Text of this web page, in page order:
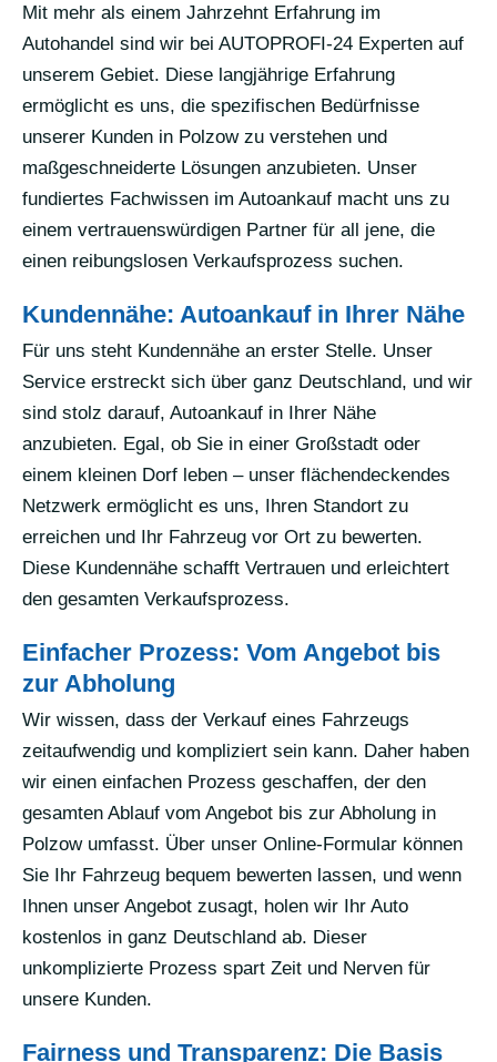
Mit mehr als einem Jahrzehnt Erfahrung im
Autohandel sind wir bei AUTOPROFI-24 Experten auf
unserem Gebiet. Diese langjährige Erfahrung
ermöglicht es uns, die spezifischen Bedürfnisse
unserer Kunden in Polzow zu verstehen und
maßgeschneiderte Lösungen anzubieten. Unser
fundiertes Fachwissen im Autoankauf macht uns zu
einem vertrauenswürdigen Partner für all jene, die
einen reibungslosen Verkaufsprozess suchen.
Kundennähe: Autoankauf in Ihrer Nähe
Für uns steht Kundennähe an erster Stelle. Unser
Service erstreckt sich über ganz Deutschland, und wir
sind stolz darauf, Autoankauf in Ihrer Nähe
anzubieten. Egal, ob Sie in einer Großstadt oder
einem kleinen Dorf leben – unser flächendeckendes
Netzwerk ermöglicht es uns, Ihren Standort zu
erreichen und Ihr Fahrzeug vor Ort zu bewerten.
Diese Kundennähe schafft Vertrauen und erleichtert
den gesamten Verkaufsprozess.
Einfacher Prozess: Vom Angebot bis
zur Abholung
Wir wissen, dass der Verkauf eines Fahrzeugs
zeitaufwendig und kompliziert sein kann. Daher haben
wir einen einfachen Prozess geschaffen, der den
gesamten Ablauf vom Angebot bis zur Abholung in
Polzow umfasst. Über unser Online-Formular können
Sie Ihr Fahrzeug bequem bewerten lassen, und wenn
Ihnen unser Angebot zusagt, holen wir Ihr Auto
kostenlos in ganz Deutschland ab. Dieser
unkomplizierte Prozess spart Zeit und Nerven für
unsere Kunden.
Fairness und Transparenz: Die Basis